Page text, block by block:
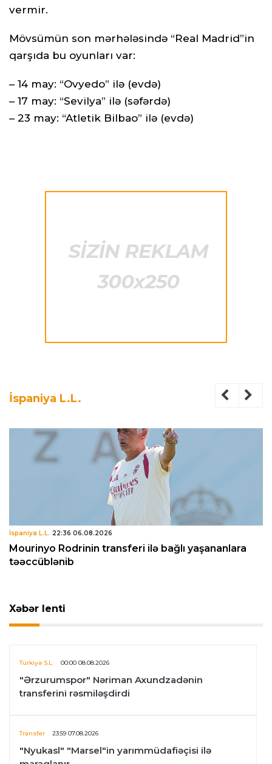
vermir.
Mövsümün son mərhələsində “Real Madrid”in
qarşıda bu oyunları var:
– 14 may: “Ovyedo” ilə (evdə)
– 17 may: “Sevilya” ilə (səfərdə)
– 23 may: “Atletik Bilbao” ilə (evdə)
İspaniya L.L.
İspaniya L.L. 22:36 06.08.2026
Mourinyo Rodrinin transferi ilə bağlı yaşananlara
təəccüblənib
Xəbər lenti
Türkiyə S.L. 00:00 08.08.2026
"Ərzurumspor" Nəriman Axundzadənin
transferini rəsmiləşdirdi
Transfer 23:59 07.08.2026
"Nyukasl" "Marsel"in yarımmüdafiəçisi ilə